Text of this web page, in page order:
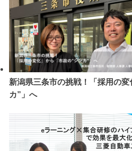
新潟県三条市の挑戦！「採用の
カ”」へ